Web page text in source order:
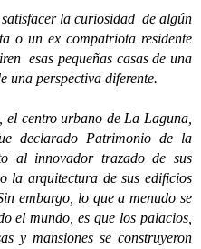
la curiosidad de algún
o un ex compatriota residente
esas pequeñas casas de una
una perspectiva diferente.
urbano de La Laguna,
declarado Patrimonio de la
al innovador trazado de sus
la arquitectura de sus edificios
embargo, lo que a menudo se
el mundo, es que los palacios,
y mansiones se construyeron